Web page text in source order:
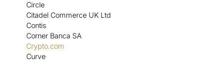
Circle
Citadel Commerce UK Ltd
Contis
Corner Banca SA
Crypto.com
Curve